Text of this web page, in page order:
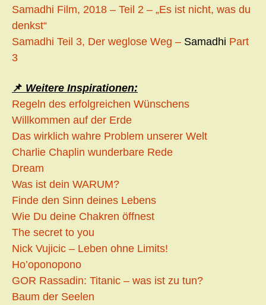
Samadhi Film, 2018 – Teil 2 – „Es ist nicht, was du
denkst“
Samadhi Teil 3, Der weglose Weg – Samadhi Part
3
📌 Weitere Inspirationen:
Regeln des erfolgreichen Wünschens
Willkommen auf der Erde
Das wirklich wahre Problem unserer Welt
Charlie Chaplin wunderbare Rede
Dream
Was ist dein WARUM?
Finde den Sinn deines Lebens
Wie Du deine Chakren öffnest
The secret to you
Nick Vujicic – Leben ohne Limits!
Ho’oponopono
GOR Rassadin: Titanic – was ist zu tun?
Baum der Seelen